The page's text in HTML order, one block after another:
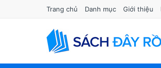
Trang chủ Danh mục Giới thiệu